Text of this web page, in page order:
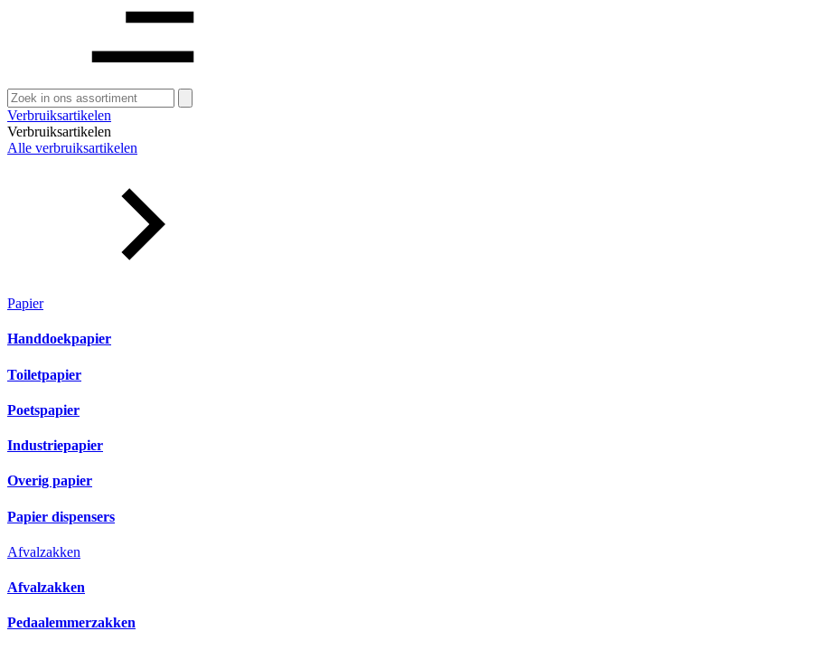
Zoeken
naar:
Verbruiksartikelen
Verbruiksartikelen
Alle verbruiksartikelen
Papier
Handdoekpapier
Toiletpapier
Poetspapier
Industriepapier
Overig papier
Papier dispensers
Afvalzakken
Afvalzakken
Pedaalemmerzakken